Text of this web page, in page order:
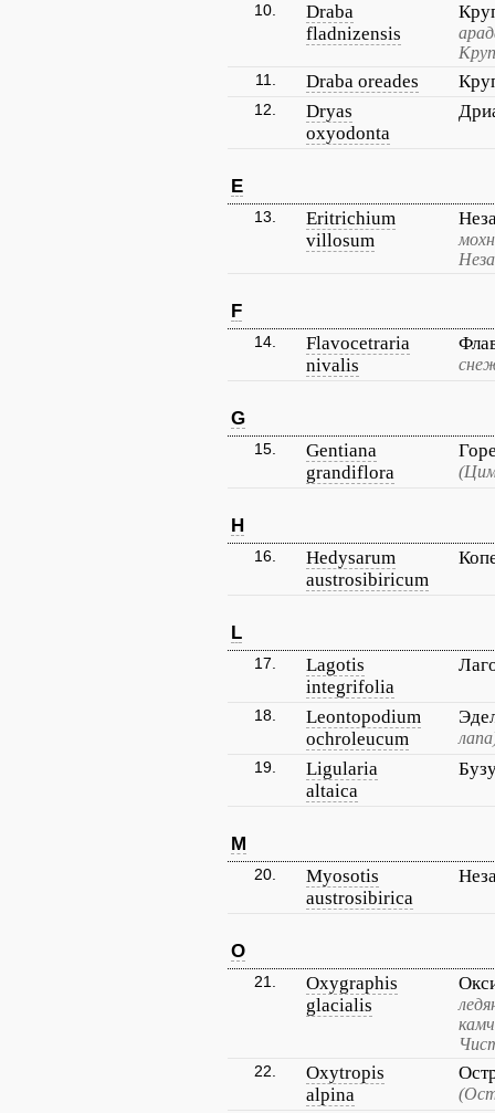
10.
Draba
fladnizensis
11. Draba oreades
12.
Dryas
oxyodonta
E
13.
Eritrichium
villosum
F
14.
Flavocetraria
nivalis
G
15.
Gentiana
grandiflora
H
16.
Hedysarum
austrosibiricum
L
17.
Lagotis
integrifolia
18.
Leontopodium
ochroleucum
19.
Ligularia
altaica
M
20.
Myosotis
austrosibirica
O
21.
Oxygraphis
glacialis
22.
Oxytropis
alpina